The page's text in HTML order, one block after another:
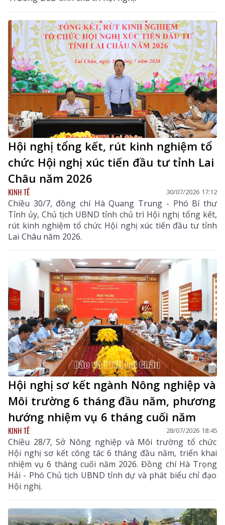
Hội nghị tổng kết, rút kinh nghiệm tổ
chức Hội nghị xúc tiến đầu tư tỉnh Lai
Châu năm 2026
KINH TẾ 30/07/2026 17:12
Chiều 30/7, đồng chí Hà Quang Trung - Phó Bí thư
Tỉnh ủy, Chủ tịch UBND tỉnh chủ trì Hội nghị tổng kết,
rút kinh nghiệm tổ chức Hội nghị xúc tiến đầu tư tỉnh
Lai Châu năm 2026.
Hội nghị sơ kết ngành Nông nghiệp và
Môi trường 6 tháng đầu năm, phương
hướng nhiệm vụ 6 tháng cuối năm
KINH TẾ 28/07/2026 18:45
Chiều 28/7, Sở Nông nghiệp và Môi trường tổ chức
Hội nghị sơ kết công tác 6 tháng đầu năm, triển khai
nhiệm vụ 6 tháng cuối năm 2026. Đồng chí Hà Trọng
Hải - Phó Chủ tịch UBND tỉnh dự và phát biểu chỉ đạo
Hội nghị.